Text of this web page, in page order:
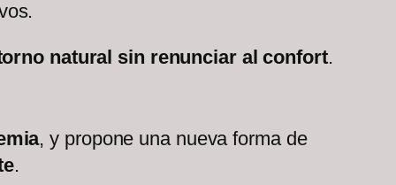
natural sin renunciar al confort.
, y propone una nueva forma de
.